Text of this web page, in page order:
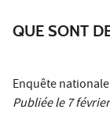
QUE SONT
Enquête
Publiée le 7